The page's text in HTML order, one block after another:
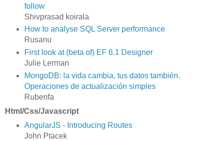
follow
Shivprasad koirala
How to analyse SQL Server performance
Rusanu
First look at (beta of) EF 6.1 Designer
Julie Lerman
MongoDB: la vida cambia, tus datos también.
Operaciones de actualización simples
Rubenfa
Html/Css/Javascript
AngularJS - Introducing Routes
John Ptacek